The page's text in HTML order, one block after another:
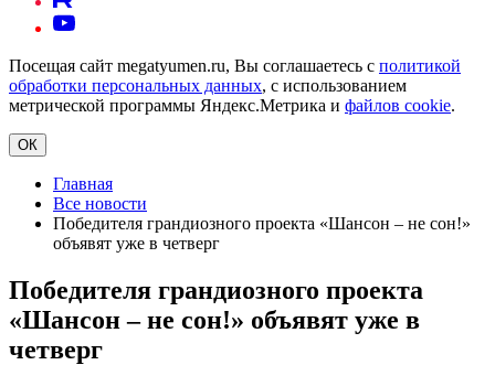
Посещая сайт megatyumen.ru, Вы соглашаетесь с политикой
обработки персональных данных, с использованием
метрической программы Яндекс.Метрика и файлов cookie.
ОК
Главная
Все новости
Победителя грандиозного проекта «Шансон – не сон!»
объявят уже в четверг
Победителя грандиозного проекта
«Шансон – не сон!» объявят уже в
четверг